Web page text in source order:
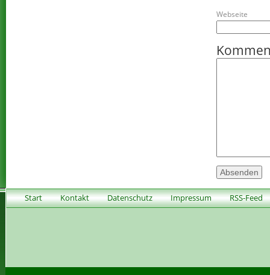
Webseite
Start Kontakt Datenschutz Impressum RSS-Feed